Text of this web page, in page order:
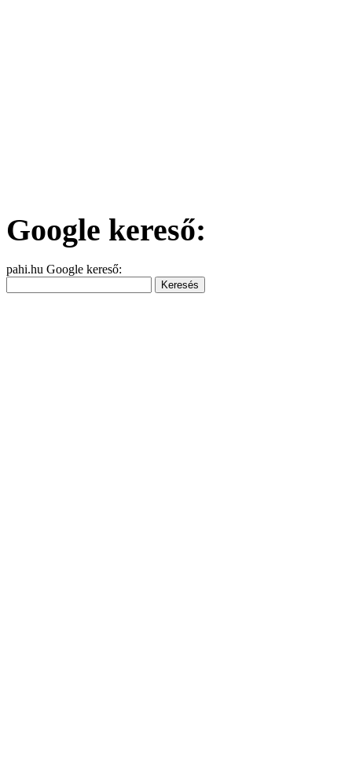
Google kereső:
pahi.hu Google kereső: